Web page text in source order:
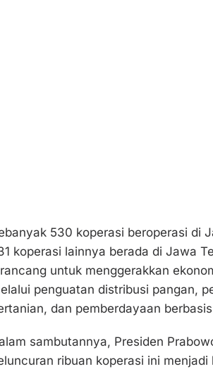
530 koperasi beroperasi di
koperasi lainnya berada di Jawa
untuk menggerakkan
penguatan distribusi pangan,
dan pemberdayaan
sambutannya, Presiden
ribuan koperasi ini